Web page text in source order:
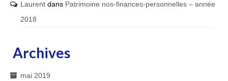
Laurent dans Patrimoine nos-finances-personnelles – année
2018
Archives
mai 2019